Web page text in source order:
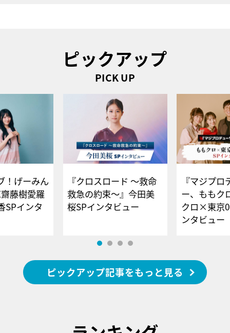
ピックアップ
PICK UP
！げーみん
藤樹愛羅
SPインタ
『クロスロード ～救命
救急の約束～』今田美
桜SPインタビュー
『マジプロ
ー、ももク
クロ×東京
ンタビュー
ピックアップ記事をもっと見る